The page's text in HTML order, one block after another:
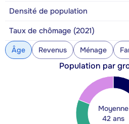
Densité de population
Taux de chômage (2021)
Âge Revenus Ménage
Population par
Moyenne
42 ans